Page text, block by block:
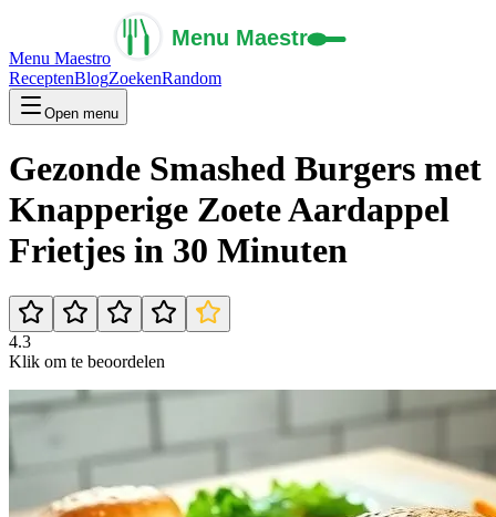
Menu Maestro
ReceptenBlogZoekenRandom
Open menu
Gezonde Smashed Burgers met
Knapperige Zoete Aardappel
Frietjes in 30 Minuten
4.3
Klik om te beoordelen